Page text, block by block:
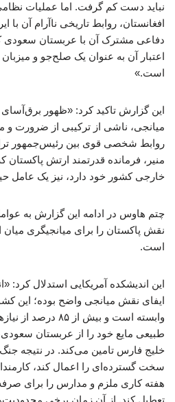
نباید دست کم گرفت. اما عملیات
افغانستان، روابط تاریخی ناآرام آن با
دفاعی مشترک آن با عربستان سعودی
اعتبار آن به عنوان یک صلح‌جو و
است.»
این گزارش تاکید کرد: «ظهور برق‌آسای
میانجی، ناشی از ترکیبی از ضرورت
روابط شخصی قوی بین رئیس‌جمهور
منیر، فرمانده قدرتمند ارتش
خارجی کشور خود دارد، نیز یک عامل
چتم هاوس در ادامه این گزارش به
نقش پاکستان را برای میانجیگری میان
است.
این اندیشکده آمریکایی استدلال کرد:
ایفای نقش میانجی واضح بوده؛ این
وابسته است و بیش از
طبیعی مایع خود را از عربستان
خلیج فارس تامین می‌کند. در نتیجه
سخت گسترده‌ای را اعمال کند،
هفته کاری ملزم و مدارس را برای
تعطیل کند. از آن زمان برخی